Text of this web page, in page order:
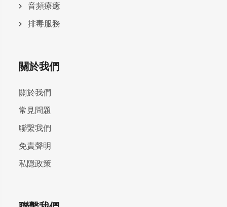
⾳頻療癒
排毒服務
關於我們
關於我們
常見問題
聯繫我們
免責聲明
私隱政策